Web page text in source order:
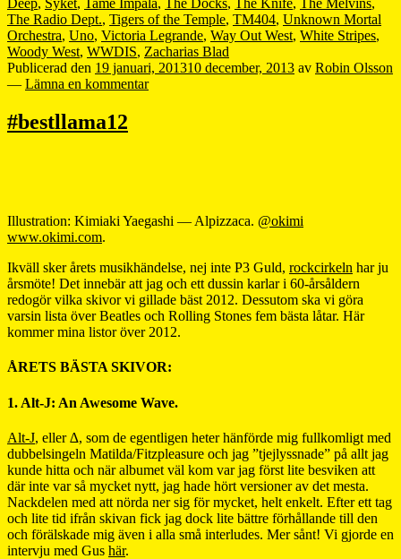
Deep, Syket, Tame Impala, The Docks, The Knife, The Melvins,
The Radio Dept., Tigers of the Temple, TM404, Unknown Mortal
Orchestra, Uno, Victoria Legrande, Way Out West, White Stripes,
Woody West, WWDIS, Zacharias Blad
Publicerad den 19 januari, 201310 december, 2013 av Robin Olsson
— Lämna en kommentar
#bestllama12
Illustration: Kimiaki Yaegashi — Alpizzaca. @okimi
www.okimi.com.
Ikväll sker årets musikhändelse, nej inte P3 Guld, rockcirkeln har ju
årsmöte! Det innebär att jag och ett dussin karlar i 60-årsåldern
redogör vilka skivor vi gillade bäst 2012. Dessutom ska vi göra
varsin lista över Beatles och Rolling Stones fem bästa låtar. Här
kommer mina listor över 2012.
ÅRETS BÄSTA SKIVOR:
1. Alt-J: An Awesome Wave.
Alt-J, eller ∆, som de egentligen heter hänförde mig fullkomligt med
dubbelsingeln Matilda/Fitzpleasure och jag ”tjejlyssnade” på allt jag
kunde hitta och när albumet väl kom var jag först lite besviken att
där inte var så mycket nytt, jag hade hört versioner av det mesta.
Nackdelen med att nörda ner sig för mycket, helt enkelt. Efter ett tag
och lite tid ifrån skivan fick jag dock lite bättre förhållande till den
och förälskade mig även i alla små interludes. Mer sånt! Vi gjorde en
intervju med Gus här.